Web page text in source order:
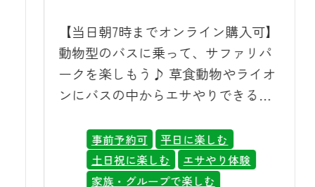
ちしております。スタッフ一同、心
よりお越しをお待ちしております。
送迎バスのイメージ
【当日朝7時までオンライン購入可】
動物型のバスに乗って、サファリパ
ークを楽しもう♪ 草食動物やライオ
ンにバスの中からエサやりできる体
事前予約可
平日に楽しむ
土日祝に楽しむ
エサやり体験
家族・グループで楽しむ